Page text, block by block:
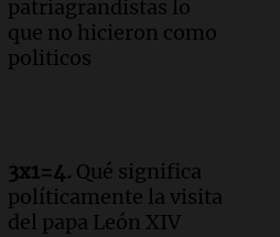
patriagrandistas lo
que no hicieron como
politicos
3x1=4. Qué significa
políticamente la visita
del papa León XIV